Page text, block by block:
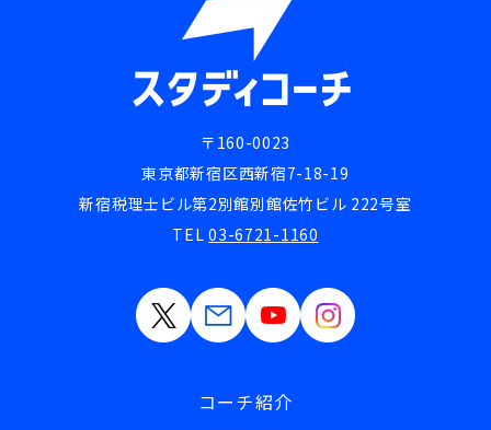
〒160-0023
東京都新宿区西新宿7-18-19
新宿税理士ビル第2別館別館佐竹ビル 222号室
TEL03-6721-1160
コーチ紹介